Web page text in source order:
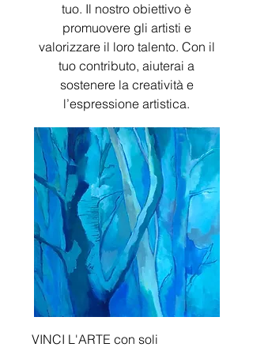
tuo. Il nostro obiettivo è
promuovere gli artisti e
valorizzare il loro talento. Con il
tuo contributo, aiuterai a
sostenere la creatività e
l’espressione artistica.
VINCI L'ARTE con soli